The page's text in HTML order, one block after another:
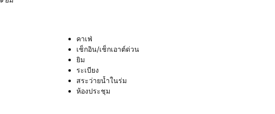
คาเฟ่
เช็กอิน/เช็กเอาต์ด่วน
ยิม
ระเบียง
สระว่ายน้ำในร่ม
ห้องประชุม